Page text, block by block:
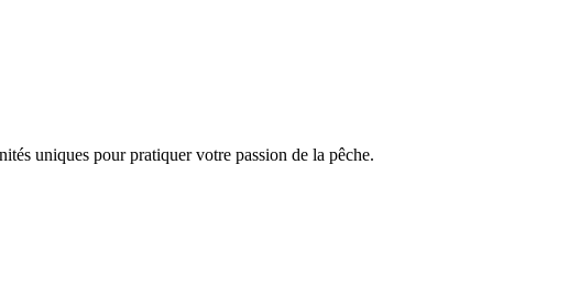
uniques pour pratiquer votre passion de la pêche.